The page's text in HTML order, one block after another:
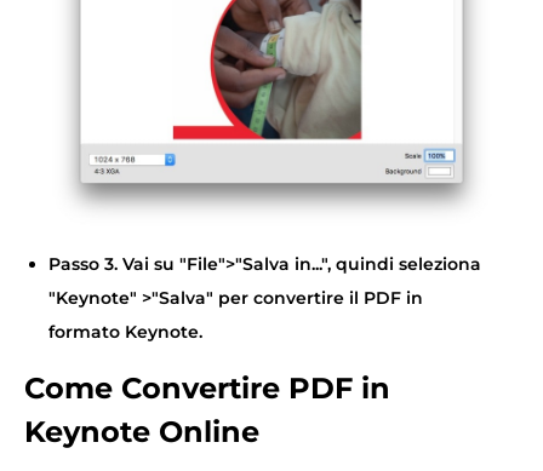
Passo 3. Vai su "File">"Salva in...", quindi seleziona
"Keynote" >"Salva" per convertire il PDF in
formato Keynote.
Come Convertire PDF in
Keynote Online